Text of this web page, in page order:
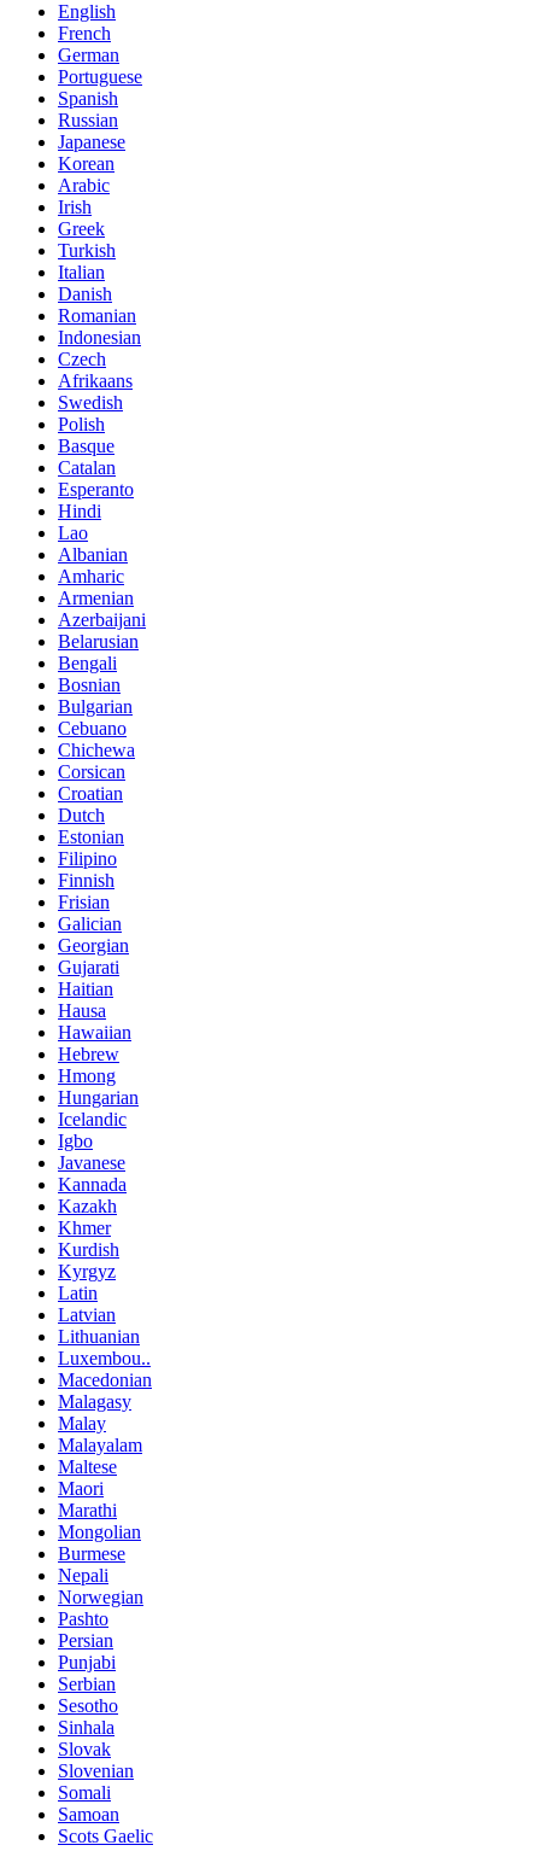
English
French
German
Portuguese
Spanish
Russian
Japanese
Korean
Arabic
Irish
Greek
Turkish
Italian
Danish
Romanian
Indonesian
Czech
Afrikaans
Swedish
Polish
Basque
Catalan
Esperanto
Hindi
Lao
Albanian
Amharic
Armenian
Azerbaijani
Belarusian
Bengali
Bosnian
Bulgarian
Cebuano
Chichewa
Corsican
Croatian
Dutch
Estonian
Filipino
Finnish
Frisian
Galician
Georgian
Gujarati
Haitian
Hausa
Hawaiian
Hebrew
Hmong
Hungarian
Icelandic
Igbo
Javanese
Kannada
Kazakh
Khmer
Kurdish
Kyrgyz
Latin
Latvian
Lithuanian
Luxembou..
Macedonian
Malagasy
Malay
Malayalam
Maltese
Maori
Marathi
Mongolian
Burmese
Nepali
Norwegian
Pashto
Persian
Punjabi
Serbian
Sesotho
Sinhala
Slovak
Slovenian
Somali
Samoan
Scots Gaelic